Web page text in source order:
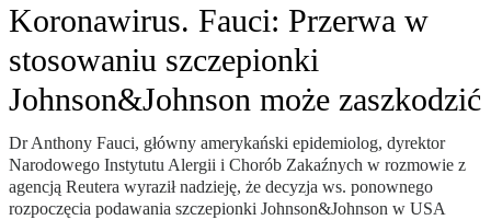
Koronawirus. Fauci: Przerwa w
stosowaniu szczepionki
Johnson&Johnson może zaszkodzić
Dr Anthony Fauci, główny amerykański epidemiolog, dyrektor
Narodowego Instytutu Alergii i Chorób Zakaźnych w rozmowie z
agencją Reutera wyraził nadzieję, że decyzja ws. ponownego
rozpoczęcia podawania szczepionki Johnson&Johnson w USA